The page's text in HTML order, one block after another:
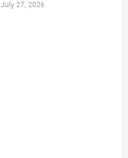
July 27, 2026